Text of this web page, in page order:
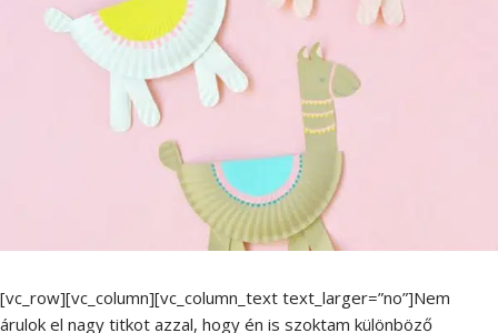
[vc_row][vc_column][vc_column_text text_larger=”no”]Nem
árulok el nagy titkot azzal, hogy én is szoktam különböző